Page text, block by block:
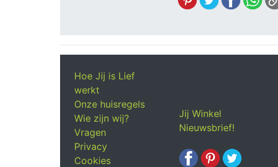
Hoe Jij is Lief
werkt
Onze huisregels
Wie zijn wij?
Vragen
Privacy
Cookies
Jij Winkel
Nieuwsbrief!